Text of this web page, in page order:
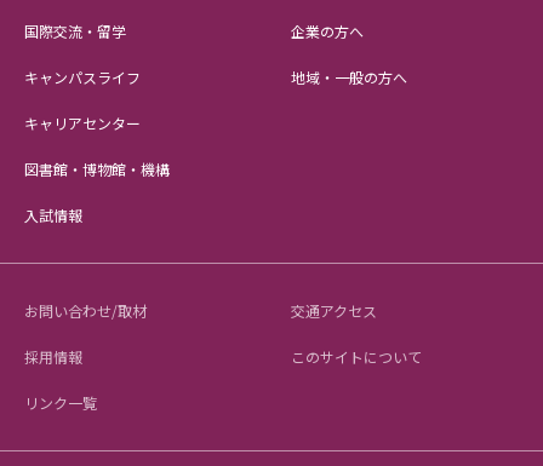
国際交流・留学
キャンパスライフ
キャリアセンター
図書館・博物館・機構
入試情報
企業の方へ
地域・一般の方へ
お問い合わせ/取材 交通アクセス
採用情報 このサイトについて
リンク一覧